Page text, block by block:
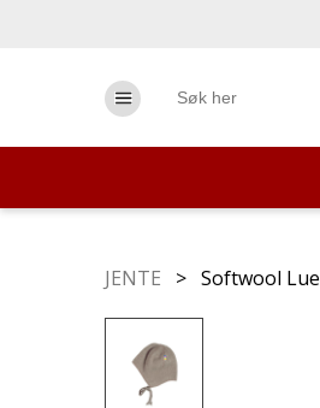
JENTE > Softwool Lue